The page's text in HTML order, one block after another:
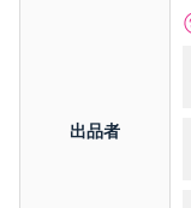
出品者